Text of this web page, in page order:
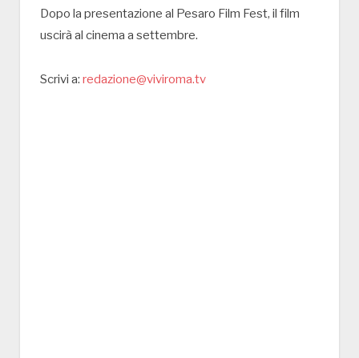
Dopo la presentazione al Pesaro Film Fest, il film
uscirà al cinema a settembre.
Scrivi a: redazione@viviroma.tv